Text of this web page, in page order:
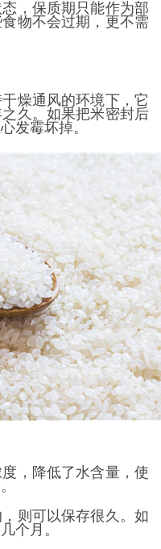
，保质期只能作为部
物不会过期，更不需
燥通风的环境下，它
久。如果把米密封后
发霉坏掉。
，降低了水含量，使
则可以保存很久。如
个月。